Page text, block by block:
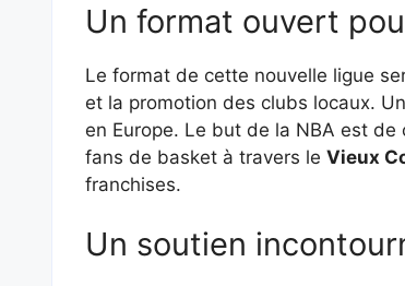
Un format ouvert
Le format de cette nouvelle ligue
et la promotion des clubs locaux.
en Europe. Le but de la NBA est
fans de basket à travers le Vieux
franchises.
Un soutien